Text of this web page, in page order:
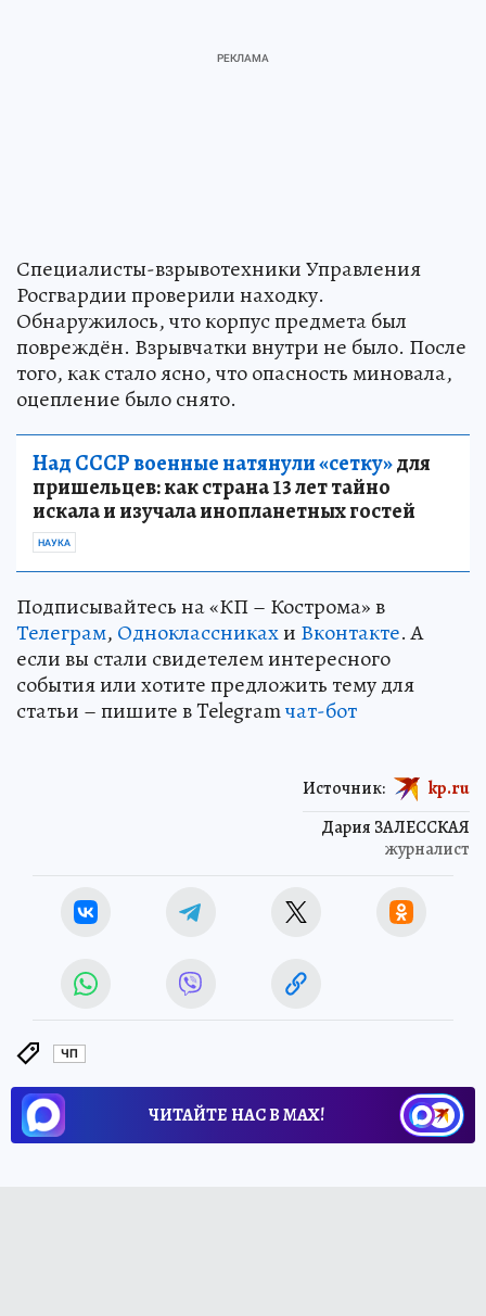
Специалисты-взрывотехники Управления
Росгвардии проверили находку.
Обнаружилось, что корпус предмета был
повреждён. Взрывчатки внутри не было. После
того, как стало ясно, что опасность миновала,
оцепление было снято.
Над СССР военные натянули «сетку»для
пришельцев: как страна 13 лет тайно
искала и изучала инопланетных гостей
НАУКА
Подписывайтесь на «КП – Кострома» в
Телеграм, Одноклассникахи Вконтакте. А
если вы стали свидетелем интересного
события или хотите предложить тему для
статьи – пишите в Telegramчат-бот
Дария ЗАЛЕССКАЯ
журналист
Источник: kp.ru
ЧП
ЧИТАЙТЕ НАС В МАХ!